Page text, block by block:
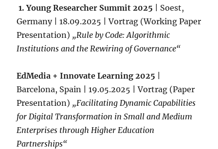
1. Young Researcher Summit 2025 | Soest,
Germany | 18.09.2025 | Vortrag (Working Paper
Presentation) „Rule by Code: Algorithmic
Institutions and the Rewiring of Governance“
EdMedia + Innovate Learning 2025
Barcelona, Spain | 19.05.2025 | Vortrag (Paper
Presentation) „Facilitating Dynamic Capabilities
for Digital Transformation in Small and Medium
Enterprises through Higher Education
Partnerships“